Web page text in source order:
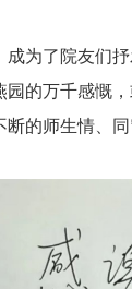
成为了院友们
园的万千感慨
的师生情、